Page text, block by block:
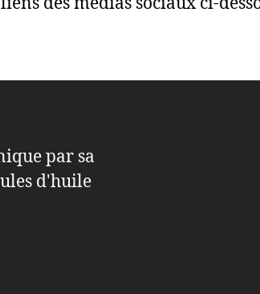
par sa
d'huile